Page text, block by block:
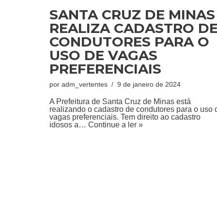
SANTA CRUZ DE MINAS
REALIZA CADASTRO
CONDUTORES PARA O
USO DE VAGAS
PREFERENCIAIS
por adm_vertentes 9 de janeiro de 2024
A Prefeitura de Santa Cruz de Minas está
realizando o cadastro de condutores para o uso
vagas preferenciais. Tem direito ao cadastro
idosos a… Continue a ler »